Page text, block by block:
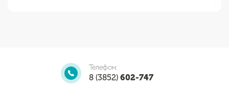
Телефон:
8 (3852) 602-747